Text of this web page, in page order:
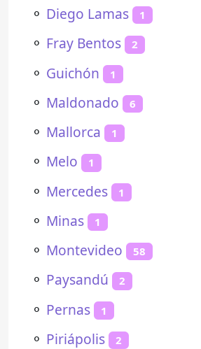
⚬ Diego Lamas 1
⚬ Fray Bentos 2
⚬ Guichón 1
⚬ Maldonado 6
⚬ Mallorca 1
⚬ Melo 1
⚬ Mercedes 1
⚬ Minas 1
⚬ Montevideo 58
⚬ Paysandú 2
⚬ Pernas 1
⚬ Piriápolis 2